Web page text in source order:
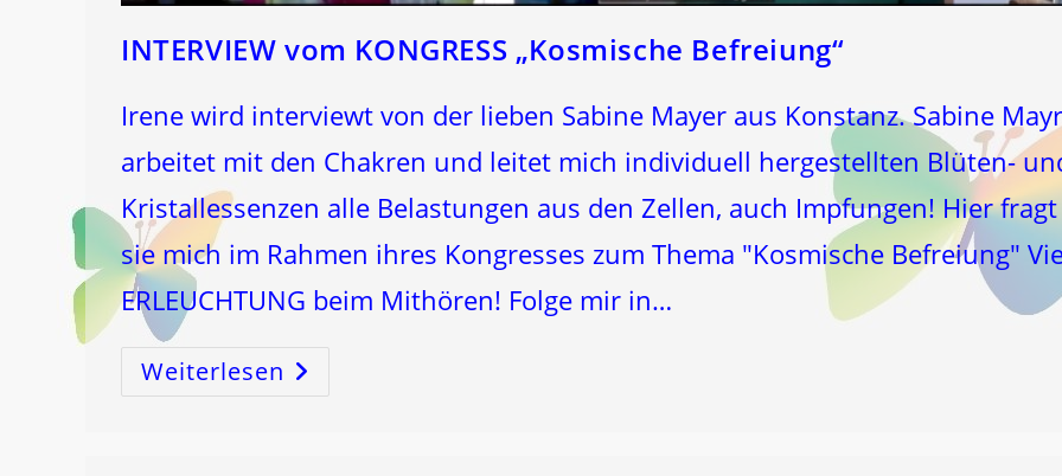
INTERVIEW vom KONGRESS „Kosmische Befreiung“
Irene wird interviewt von der lieben Sabine Mayer aus Konstanz. Sabine Mayr
arbeitet mit den Chakren und leitet mich individuell hergestellten Blüten-
Kristallessenzen alle Belastungen aus den Zellen, auch Impfungen! Hier fragt
sie mich im Rahmen ihres Kongresses zum Thema "Kosmische Befreiung"
ERLEUCHTUNG beim Mithören! Folge mir in…
Weiterlesen INTERVIEW
Vom
KONGRESS